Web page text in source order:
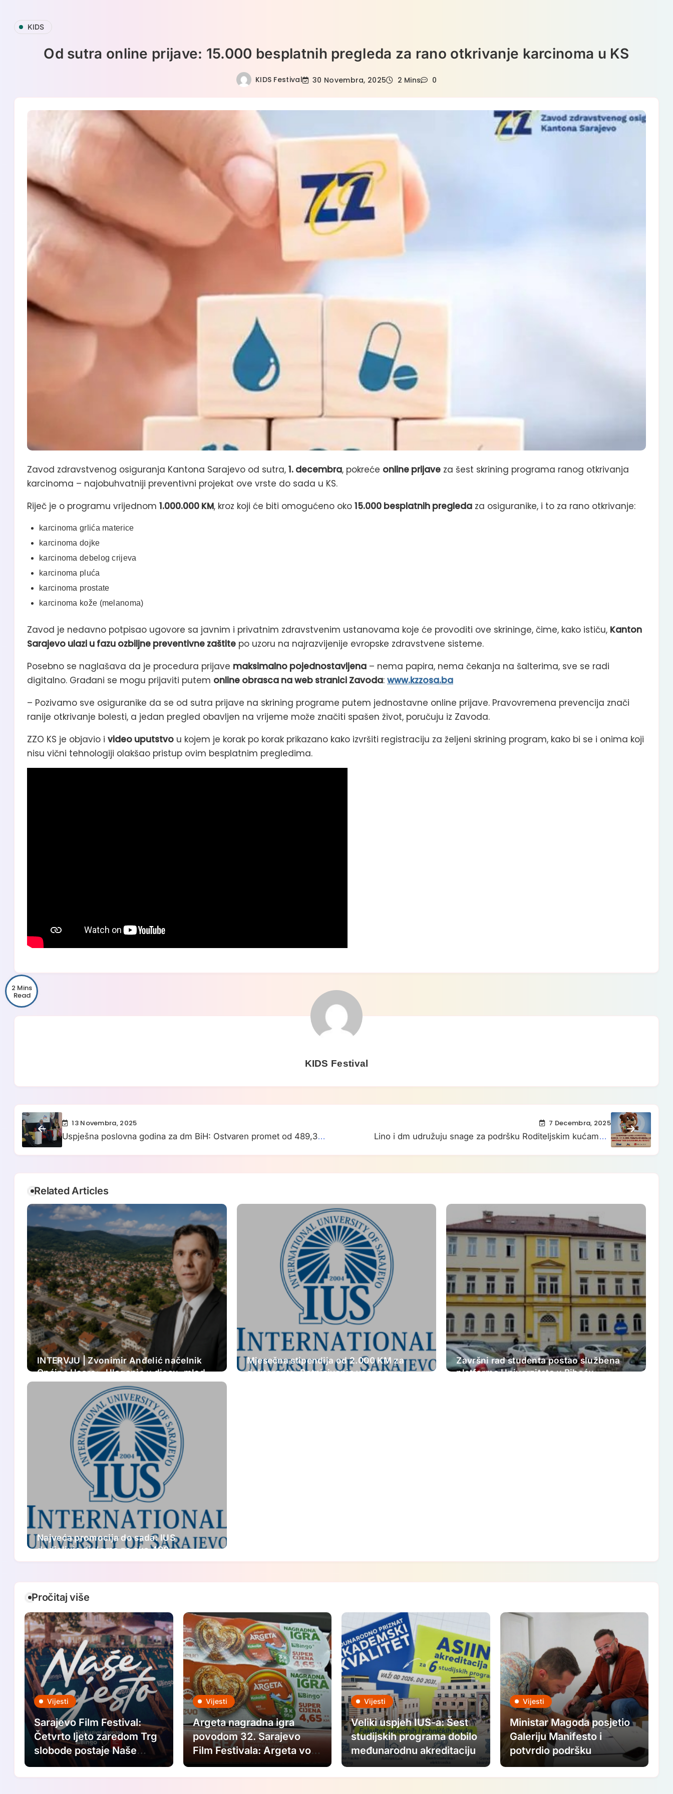
Skip
KIDS
Od sutra online prijave: 15.000 besplatnih pregleda za rano otkrivanje karcinoma u KS
KIDS Festival 30 Novembra, 2025 2 Mins 0
Zavod zdravstvenog osiguranja Kantona Sarajevo od sutra, 1. decembra, pokreće online prijave za šest skrining programa ranog otkrivanja
karcinoma – najobuhvatniji preventivni projekat ove vrste do sada u KS.
Riječ je o programu vrijednom 1.000.000 KM, kroz koji će biti omogućeno oko 15.000 besplatnih pregleda za osiguranike, i to za rano otkrivanje:
karcinoma grlića materice
karcinoma dojke
karcinoma debelog crijeva
karcinoma pluća
karcinoma prostate
karcinoma kože (melanoma)
Zavod je nedavno potpisao ugovore sa javnim i privatnim zdravstvenim ustanovama koje će provoditi ove skrininge, čime, kako ističu, Kanton
Sarajevo ulazi u fazu ozbiljne preventivne zaštite po uzoru na najrazvijenije evropske zdravstvene sisteme.
Posebno se naglašava da je procedura prijave maksimalno pojednostavljena – nema papira, nema čekanja na šalterima, sve se radi
digitalno. Građani se mogu prijaviti putem online obrasca na web stranici Zavoda: www.kzzosa.ba
– Pozivamo sve osiguranike da se od sutra prijave na skrining programe putem jednostavne online prijave. Pravovremena prevencija znači
ranije otkrivanje bolesti, a jedan pregled obavljen na vrijeme može značiti spašen život, poručuju iz Zavoda.
ZZO KS je objavio i video uputstvo u kojem je korak po korak prikazano kako izvršiti registraciju za željeni skrining program, kako bi se i onima koji
nisu vični tehnologiji olakšao pristup ovim besplatnim pregledima.
KIDS Festival
13 Novembra, 2025
Uspješna poslovna godina za dm BiH: Ostvaren promet od 489,3
7 Decembra, 2025
Lino i dm udružuju snage za podršku Roditeljskim kućama u
Related Articles
INTERVJU | Zvonimir Anđelić načelnik
Općine Usora: „Ulaganje u djecu, mlade i
gospodarstvo temelj je budućnosti naše
Mjesečna stipendija od 2.000 KM za
doktorante: Potpisivanje važnog
Završni rad studenta postao službena
platforma Univerziteta u Bihaću:
Najveća promocija do sada: IUS
dodjeljuje diplome za oko 400
diplomanata i magistranata
2 Mins
Pročitaj više
Vijesti
Sarajevo Film Festival:
Četvrto ljeto zaredom Trg
slobode postaje Naše
mjesto – Bingo Ljetno kino
Tuzla
Vijesti
Argeta nagradna igra
povodom 32. Sarajevo
Film Festivala: Argeta voli
Sarajevo Film Festival.
Ljubav kao u filmovima.
Vijesti
Veliki uspjeh IUS-a: Šest
studijskih programa dobilo
međunarodnu akreditaciju
Vijesti
Ministar Magoda posjetio
Galeriju Manifesto i
potvrdio podršku
ovogodišnjem FASADA
festivalu: Nastavljamo